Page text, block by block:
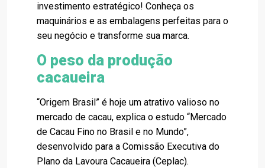
investimento estratégico! Conheça os
maquinários e as embalagens perfeitas para o
seu negócio e transforme sua marca.
O peso da produção
cacaueira
“Origem Brasil” é hoje um atrativo valioso no
mercado de cacau, explica o estudo “Mercado
de Cacau Fino no Brasil e no Mundo”,
desenvolvido para a Comissão Executiva do
Plano da Lavoura Cacaueira (Ceplac).